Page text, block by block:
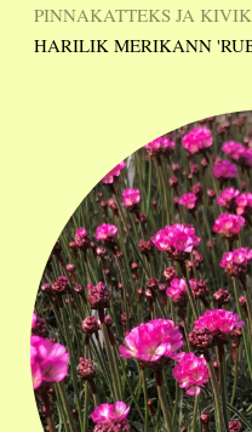
PINNAKATTEKS JA
HARILIK MERIKANN